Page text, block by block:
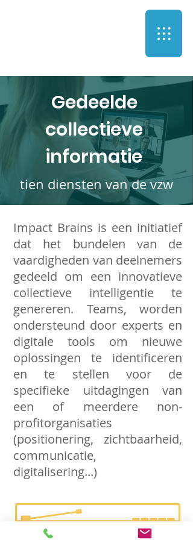
Gedeelde
collectieve
informatie
tien diensten van de vzw
Impact Brains is een initiatief
dat het bundelen van de
vaardigheden van deelnemers
gedeeld om een ​​innovatieve
collectieve intelligentie te
genereren. Teams, worden
ondersteund door experts en
digitale tools om nieuwe
oplossingen te identificeren
en te stellen voor de
specifieke uitdagingen van
een of meerdere non-
profitorganisaties
(positionering, zichtbaarheid,
communicatie,
digitalisering...)